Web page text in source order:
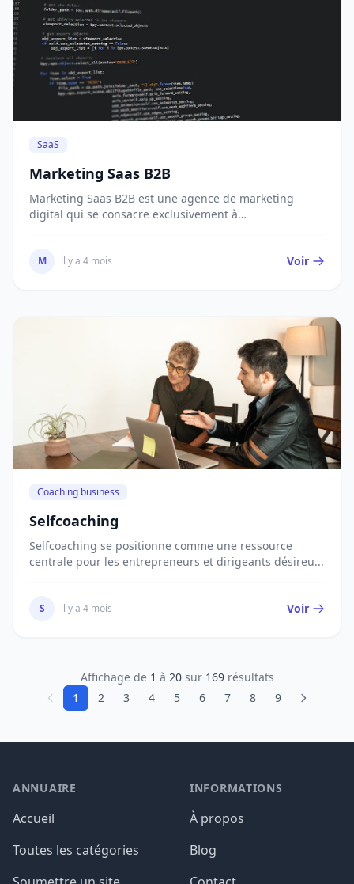
SaaS
Marketing Saas B2B
Marketing Saas B2B est une agence de marketing
digital qui se consacre exclusivement à
M il y a 4 mois Voir
Coaching business
Selfcoaching
Selfcoaching se positionne comme une ressource
centrale pour les entrepreneurs et dirigeants désireu...
S il y a 4 mois Voir
Affichage de 1 à 20sur 169résultats
1
2 3 4 5 6 7 8 9
ANNUAIRE
Accueil
Toutes les catégories
INFORMATIONS
À propos
Blog